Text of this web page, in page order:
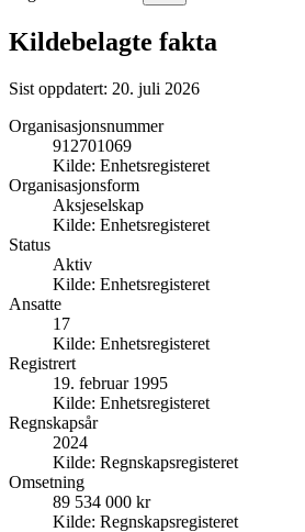
Kildebelagte fakta
Sist oppdatert: 20. juli 2026
Organisasjonsnummer
912701069
Kilde: Enhetsregisteret
Organisasjonsform
Aksjeselskap
Kilde: Enhetsregisteret
Status
Aktiv
Kilde: Enhetsregisteret
Ansatte
17
Kilde: Enhetsregisteret
Registrert
19. februar 1995
Kilde: Enhetsregisteret
Regnskapsår
2024
Kilde: Regnskapsregisteret
Omsetning
89 534 000 kr
Kilde: Regnskapsregisteret